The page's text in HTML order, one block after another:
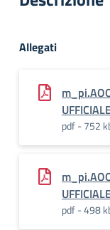
Allegati
pdf - 752
pdf - 498